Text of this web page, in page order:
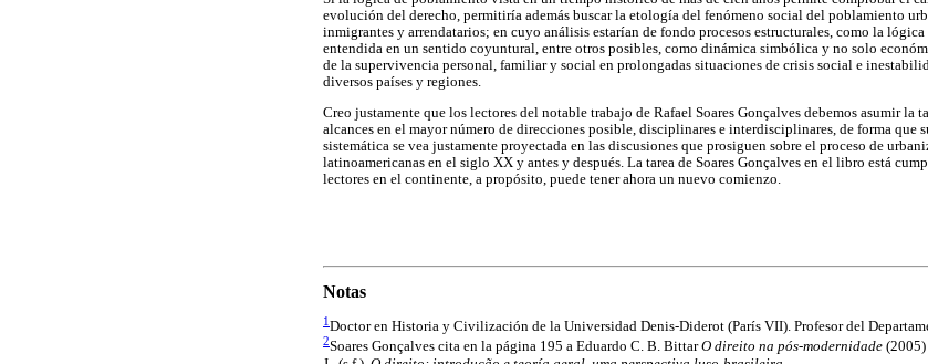
evolución del derecho, permitiría además buscar la etología del fenómeno social del poblamiento
inmigrantes y arrendatarios; en cuyo análisis estarían de fondo procesos estructurales, como la
entendida en un sentido coyuntural, entre otros posibles, como dinámica simbólica y no solo
de la supervivencia personal, familiar y social en prolongadas situaciones de crisis social e
diversos países y regiones.
Creo justamente que los lectores del notable trabajo de Rafael Soares Gonçalves debemos asumir la
alcances en el mayor número de direcciones posible, disciplinares e interdisciplinares, de forma que
sistemática se vea justamente proyectada en las discusiones que prosiguen sobre el proceso de
latinoamericanas en el siglo XX y antes y después. La tarea de Soares Gonçalves en el libro está
lectores en el continente, a propósito, puede tener ahora un nuevo comienzo.
Notas
1 Doctor en Historia y Civilización de la Universidad Denis-Diderot (París VII). Profesor del
2Soares Gonçalves cita en la página 195 a Eduardo C. B. BittarO direito na pós-modernidade (2005)